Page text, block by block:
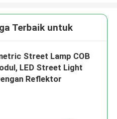
Terbaik untuk
Street Lamp COB
LED Street Light
Reflektor